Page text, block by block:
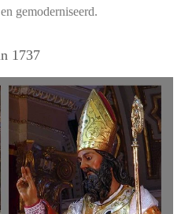
gemoderniseerd.
1737